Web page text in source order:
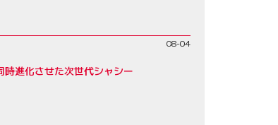
08-04
進化させた次世代シャシー